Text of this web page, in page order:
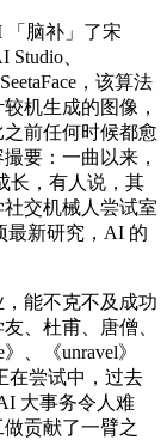
脑补」了宋
、
，该算法
机生成的图像，
前任何时候都愈
要：一曲以来，
长，有人说，其
交机械人尝试室
最新研究，AI 的
能不克不及成功
、杜甫、唐僧、
、《unravel》
尝试中，过去
大事务令人难
贡献了一臂之